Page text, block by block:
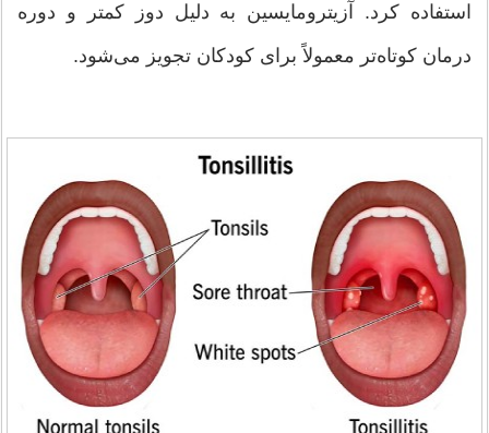
استفاده کرد. آزیترومایسین به دلیل دوز کمتر و دوره
درمان کوتاه‌تر معمولاً برای کودکان تجویز می‌شود.